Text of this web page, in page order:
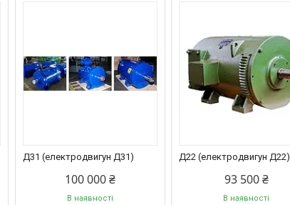
Д31 (електродвигун Д31)
100 000 ₴
В наявності
Д22 (електродвигун Д22)
93 500 ₴
В наявності